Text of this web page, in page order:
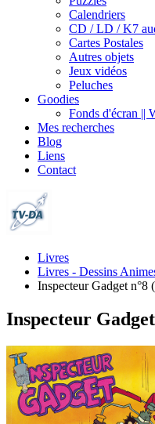
Calendriers
CD / LD / K7
Cartes Postales
Autres objets
Jeux vidéos
Peluches
Goodies
Fonds d'écran ||
Mes recherches
Blog
Liens
Contact
Livres
Livres - Dessins
Inspecteur Gadget n°8
Inspecteur